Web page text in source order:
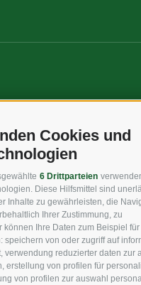
Cookies und
6 Drittparteien
Diese Hilfsmittel sind
Inhalte zu gewährleisten, die
Ihrer Zustimmung, zu
können Ihre Daten zum Beispiel
speichern von oder zugriff auf
verwendung reduzierter daten zur
erstellung von profilen für
von profilen zur auswahl
700
699